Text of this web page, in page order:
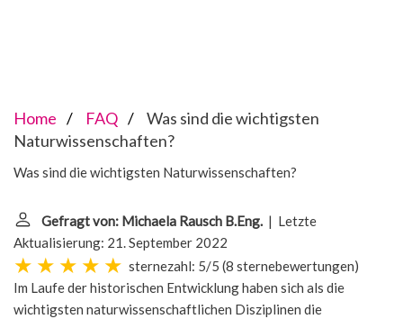
Home FAQ
Was sind die wichtigsten
Naturwissenschaften?
Was sind die wichtigsten Naturwissenschaften?
Gefragt von: Michaela Rausch B.Eng. | Letzte
Aktualisierung: 21. September 2022
sternezahl: 5/5 (8 sternebewertungen)
Im Laufe der historischen Entwicklung haben sich als die
wichtigsten naturwissenschaftlichen Disziplinen die